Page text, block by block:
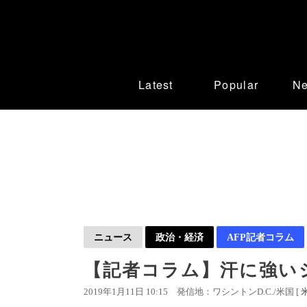
Latest Popular
ニュース 政治・経済 AFP記者コラム
【記者コラム】汗に強
2019年1月11日 10:15 発信地：ワシントンD.C./米国 [